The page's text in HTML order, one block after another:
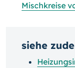
Mischkreise
siehe